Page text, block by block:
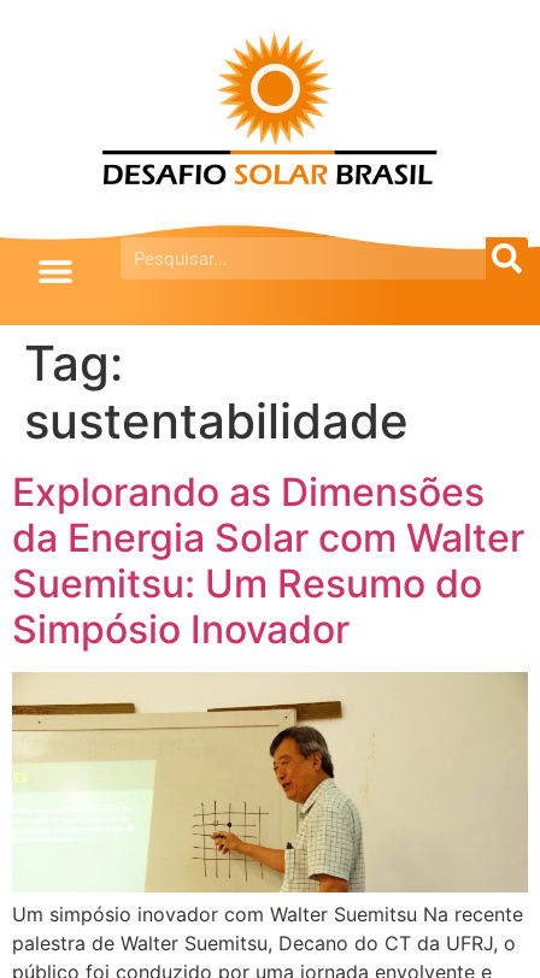
Tag:
sustentabilidade
Explorando as Dimensões
da Energia Solar com Walter
Suemitsu: Um Resumo do
Simpósio Inovador
Um simpósio inovador com Walter Suemitsu Na recente
palestra de Walter Suemitsu, Decano do CT da UFRJ, o
público foi conduzido por uma jornada envolvente e